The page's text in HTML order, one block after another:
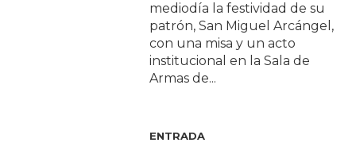
mediodía la festividad de su
patrón, San Miguel Arcángel,
con una misa y un acto
institucional en la Sala de
Armas de...
ENTRADA